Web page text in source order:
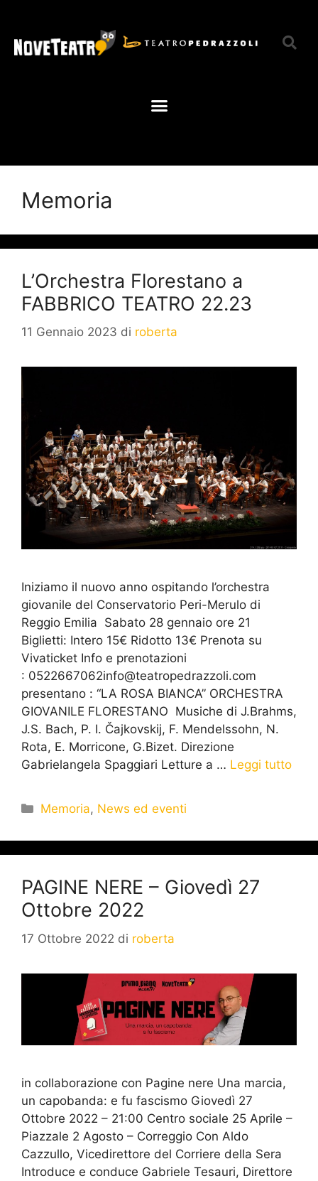
Memoria
L’Orchestra Florestano a
FABBRICO TEATRO 22.23
11 Gennaio 2023 di roberta
Iniziamo il nuovo anno ospitando l’orchestra
giovanile del Conservatorio Peri-Merulo di
Reggio Emilia Sabato 28 gennaio ore 21
Biglietti: Intero 15€ Ridotto 13€ Prenota su
Vivaticket Info e prenotazioni
: 0522667062info@teatropedrazzoli.com
presentano : “LA ROSA BIANCA” ORCHESTRA
GIOVANILE FLORESTANO Musiche di J.Brahms,
J.S. Bach, P. I. Čajkovskij, F. Mendelssohn, N.
Rota, E. Morricone, G.Bizet. Direzione
Gabrielangela Spaggiari Letture a … Leggi tutto
Memoria, News ed eventi
PAGINE NERE – Giovedì 27
Ottobre 2022
17 Ottobre 2022 di roberta
in collaborazione con Pagine nere Una marcia,
un capobanda: e fu fascismo Giovedì 27
Ottobre 2022 – 21:00 Centro sociale 25 Aprile –
Piazzale 2 Agosto – Correggio Con Aldo
Cazzullo, Vicedirettore del Corriere della Sera
Introduce e conduce Gabriele Tesauri, Direttore